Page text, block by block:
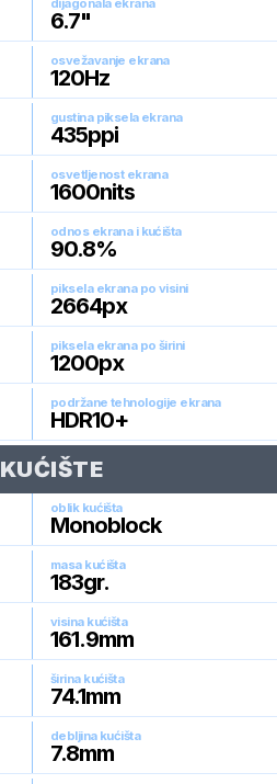
dijagonala ekrana
6.7"
osvežavanje ekrana
120Hz
gustina piksela ekrana
435ppi
osvetljenost ekrana
1600nits
odnos ekrana i kućišta
90.8%
piksela ekrana po visini
2664px
piksela ekrana po širini
1200px
podržane tehnologije ekrana
HDR10+
KUĆIŠTE
oblik kućišta
Monoblock
masa kućišta
183gr.
visina kućišta
161.9mm
širina kućišta
74.1mm
debljina kućišta
7.8mm